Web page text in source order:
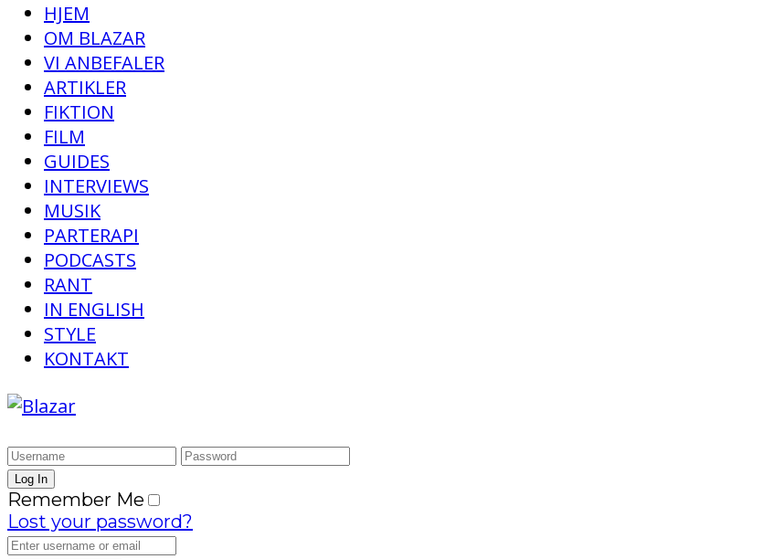
HJEM
OM BLAZAR
VI ANBEFALER
ARTIKLER
FIKTION
FILM
GUIDES
INTERVIEWS
MUSIK
PARTERAPI
PODCASTS
RANT
IN ENGLISH
STYLE
KONTAKT
Remember Me
Lost your password?